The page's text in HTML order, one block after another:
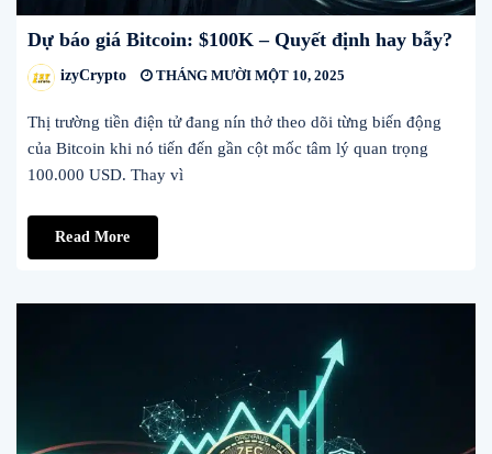
Dự báo giá Bitcoin: $100K – Quyết định hay bẫy?
izyCrypto THÁNG MƯỜI MỘT 10, 2025
Thị trường tiền điện tử đang nín thở theo dõi từng biến động
của Bitcoin khi nó tiến đến gần cột mốc tâm lý quan trọng
100.000 USD. Thay vì
Read More